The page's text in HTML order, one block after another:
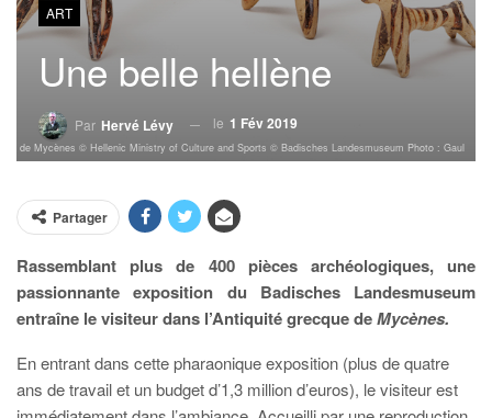
ART
Une belle hellène
Par Hervé Lévy le 1 Fév 2019
de Mycènes © Hellenic Ministry of Culture and Sports © Badisches Landesmuseum Photo : Gaul
Partager
Rassemblant plus de 400 pièces archéologiques, une
passionnante exposition du Badisches Landesmuseum
entraîne le visiteur dans l’Antiquité grecque deMycènes.
En entrant dans cette pharaonique exposition (plus de quatre
ans de travail et un budget d’1,3 million d’euros), le visiteur est